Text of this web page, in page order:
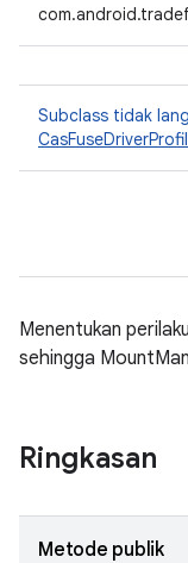
Subclass tidak
Menentukan
sehingga
Ringkasan
Metode publik